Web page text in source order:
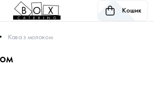
Кошик
Кава з молоком